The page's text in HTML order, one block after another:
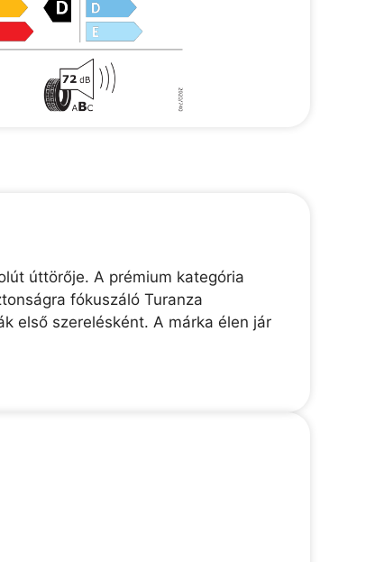
úttörője. A prémium kategória
fókuszáló Turanza
első szerelésként. A márka élen jár